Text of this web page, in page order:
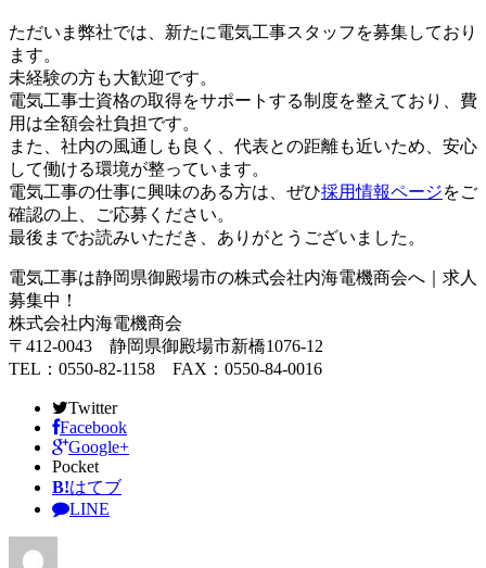
ただいま弊社では、新たに電気工事スタッフを募集しており
ます。
未経験の方も大歓迎です。
電気工事士資格の取得をサポートする制度を整えており、費
用は全額会社負担です。
また、社内の風通しも良く、代表との距離も近いため、安心
して働ける環境が整っています。
電気工事の仕事に興味のある方は、ぜひ採用情報ページをご
確認の上、ご応募ください。
最後までお読みいただき、ありがとうございました。
電気工事は静岡県御殿場市の株式会社内海電機商会へ｜求人
募集中！
株式会社内海電機商会
〒412-0043 静岡県御殿場市新橋1076-12
TEL：0550-82-1158 FAX：0550-84-0016
Twitter
Facebook
Google+
Pocket
B!はてブ
LINE